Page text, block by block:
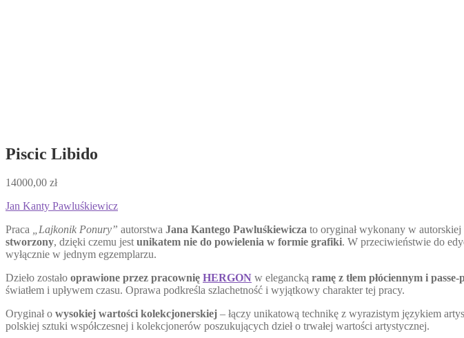
Piscic Libido
14000,00 zł
Jan Kanty Pawluśkiewicz
Praca „Lajkonik Ponury” autorstwa Jana Kantego Pawluśkiewicza to oryginał wykonany w autorskiej
stworzony, dzięki czemu jestunikatem nie do powielenia w formie grafiki. W przeciwieństwie do
wyłącznie w jednym egzemplarzu.
Dzieło zostało oprawione przez pracownię HERGON w elegancką ramę z tłem płóciennym i
światłem i upływem czasu. Oprawa podkreśla szlachetność i wyjątkowy charakter tej pracy.
Oryginał o wysokiej wartości kolekcjonerskiej – łączy unikatową technikę z wyrazistym językiem
polskiej sztuki współczesnej i kolekcjonerów poszukujących dzieł o trwałej wartości artystycznej.